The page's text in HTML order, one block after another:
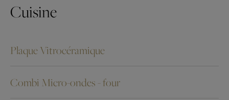
Cuisine
Plaque Vitrocéramique
Combi Micro-ondes - four